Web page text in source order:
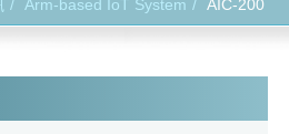
Arm-based IoT System AIC-200